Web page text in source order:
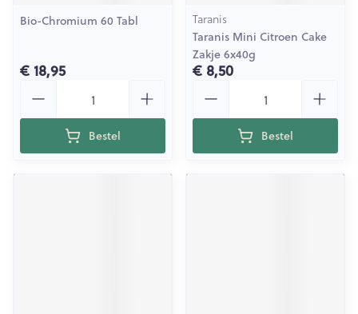
Bio-Chromium 60 Tabl
€ 18,95
Bestel
Taranis
Taranis Mini Citroen Cake
Zakje 6x40g
€ 8,50
Bestel